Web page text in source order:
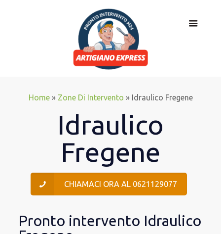
Home» Zone Di Intervento » Idraulico Fregene
Idraulico
Fregene
CHIAMACI ORA AL 0621129077
Pronto intervento Idraulico